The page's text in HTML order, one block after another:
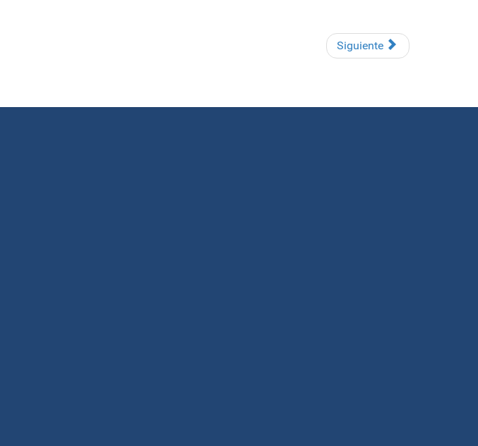
Siguiente